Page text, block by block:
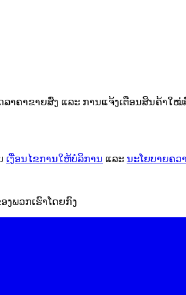
າຄາຂາຍສົ່ງ ແລະ ການແຈ້ງເຕືອນສິນຄ້າໃໝ່
ເງື່ອນໄຂການໃຫ້ບໍລິການ ແລະ ນະໂຍບາຍຄວ
ງພວກເຮົາໂດຍກົງ